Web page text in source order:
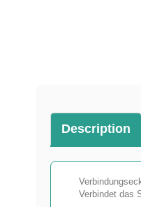
Description
Verbindet das